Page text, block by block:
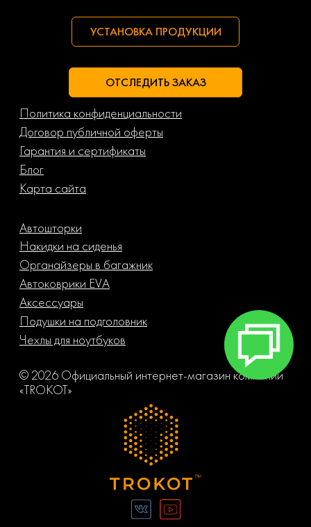
УСТАНОВКА ПРОДУКЦИИ
ОТСЛЕДИТЬ ЗАКАЗ
Политика конфиденциальности
Договор публичной оферты
Гарантия и сертификаты
Блог
Карта сайта
Автошторки
Накидки на сиденья
Органайзеры в багажник
Автоковрики EVA
Аксессуары
Подушки на подголовник
Чехлы для ноутбуков
© 2026 Официальный интернет-магазин компании
«TROKOT»